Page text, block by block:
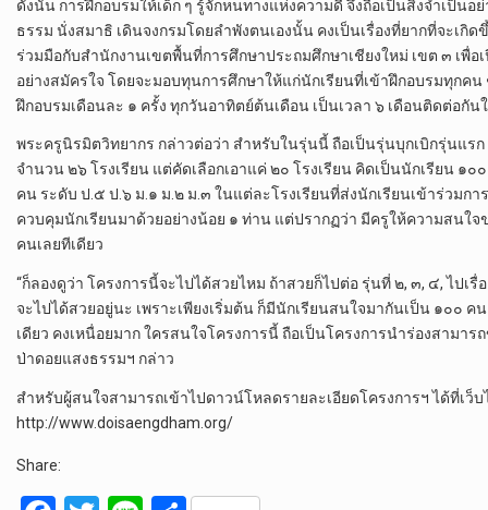
ดังนั้น การฝึกอบรมให้เด็ก ๆ รู้จักหนทางแห่งความดี จึงถือเป็นสิ่งจำเป็นอ
ธรรม นั่งสมาธิ เดินจงกรมโดยลำพังตนเองนั้น คงเป็นเรื่องที่ยากที่จะเกิ
ร่วมมือกับสำนักงานเขตพื้นที่การศึกษาประถมศึกษาเชียงใหม่ เขต ๓ เพื่อ
อย่างสมัครใจ โดยจะมอบทุนการศึกษาให้แก่นักเรียนที่เข้าฝึกอบรมทุกค
ฝึกอบรมเดือนละ ๑ ครั้ง ทุกวันอาทิตย์ต้นเดือน เป็นเวลา ๖ เดือนติดต่อกั
พระครูนิรมิตวิทยากร กล่าวต่อว่า สำหรับในรุ่นนี้ ถือเป็นรุ่นบุกเบิกรุ่นแร
จำนวน ๒๖ โรงเรียน แต่คัดเลือกเอาแค่ ๒๐ โรงเรียน คิดเป็นนักเรียน ๑
คน ระดับ ป.๕ ป.๖ ม.๑ ม.๒ ม.๓ ในแต่ละโรงเรียนที่ส่งนักเรียนเข้าร่วมก
ควบคุมนักเรียนมาด้วยอย่างน้อย ๑ ท่าน แต่ปรากฏว่า มีครูให้ความสนใ
คนเลยทีเดียว
“ก็ลองดูว่า โครงการนี้จะไปได้สวยไหม ถ้าสวยก็ไปต่อ รุ่นที่ ๒, ๓, ๔, ไปเ
จะไปได้สวยอยู่นะ เพราะเพียงเริ่มต้น ก็มีนักเรียนสนใจมากันเป็น ๑๐๐
เดียว คงเหนื่อยมาก ใครสนใจโครงการนี้ ถือเป็นโครงการนำร่องสามาร
ป่าดอยแสงธรรมฯ กล่าว
สำหรับผู้สนใจสามารถเข้าไปดาวน์โหลดรายละเอียดโครงการฯ ได้ที่
http://www.doisaengdham.org/
Share: